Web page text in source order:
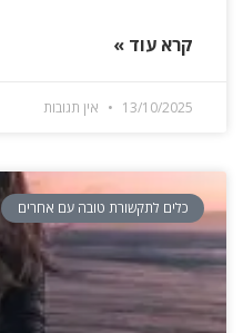
קרא עוד »
13/10/2025 אין תגובות
כלים לתקשורת טובה עם אחרים